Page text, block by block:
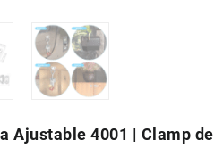
Ajustable 4001 | Clamp de